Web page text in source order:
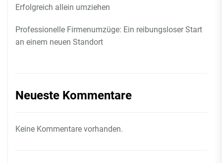
Erfolgreich allein umziehen
Professionelle Firmenumzüge: Ein reibungsloser Start
an einem neuen Standort
Neueste Kommentare
Keine Kommentare vorhanden.